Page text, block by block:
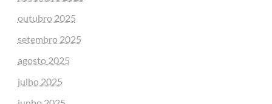
outubro 2025
setembro 2025
agosto 2025
julho 2025